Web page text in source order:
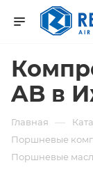
AB в
Главная —
Поршневые
Поршневые